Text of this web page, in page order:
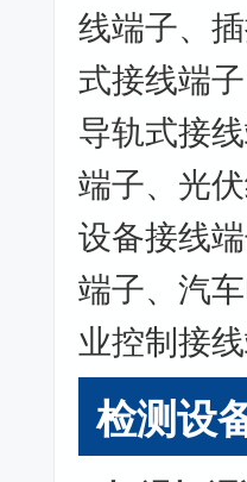
线端子、
式接线端
导轨式接
端子、光
设备接线
端子、汽
业控制接
检测设